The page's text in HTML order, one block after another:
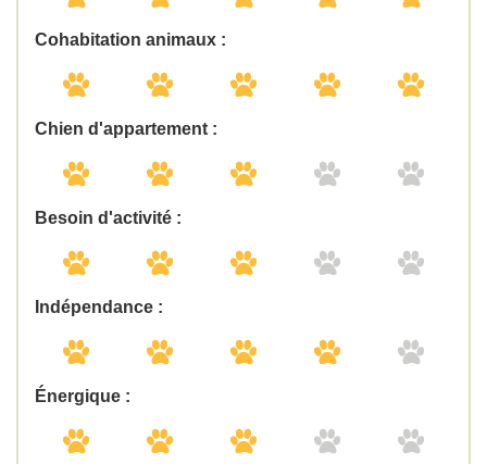
Cohabitation animaux :
Chien d'appartement :
Besoin d'activité :
Indépendance :
Énergique :